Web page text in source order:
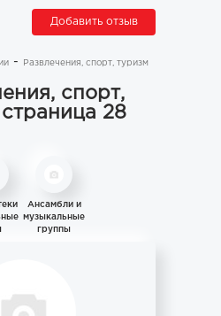
Добавить отзыв
Развлечения, спорт, туризм
спорт,
28
Ансамбли и
музыкальные
группы